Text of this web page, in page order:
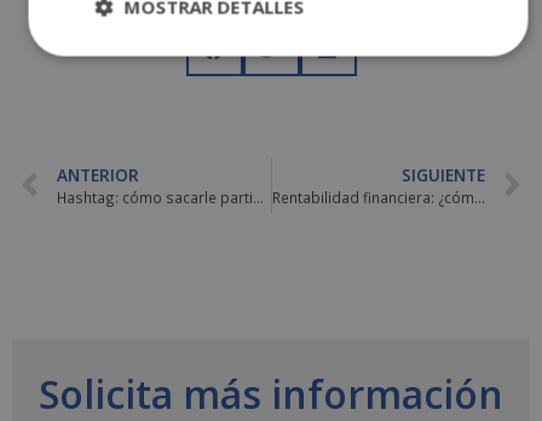
ANTERIOR
Hashtag: cómo sacarle partido a tus publicaciones
SIGUIENTE
Rentabilidad financiera: ¿cómo se calcula?
Solicita más información
MOSTRAR DETALLES